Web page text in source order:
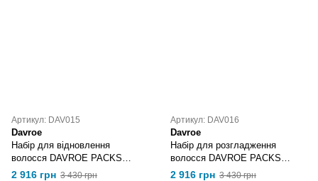
Артикул: DAV015
Davroe
Набір для відновлення
волосся DAVROE PACKS
Repair Senses
2 916 грн 3 430 грн
Артикул: DAV016
Davroe
Набір для розгладження
волосся DAVROE PACKS
Smooth Senses
2 916 грн 3 430 грн